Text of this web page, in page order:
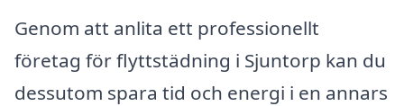
Genom att anlita ett professionellt
företag för flyttstädning i Sjuntorp kan du
dessutom spara tid och energi i en annars